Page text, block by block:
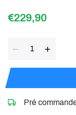
€229,90
Pré